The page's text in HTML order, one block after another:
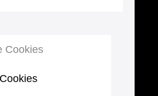
Cookies